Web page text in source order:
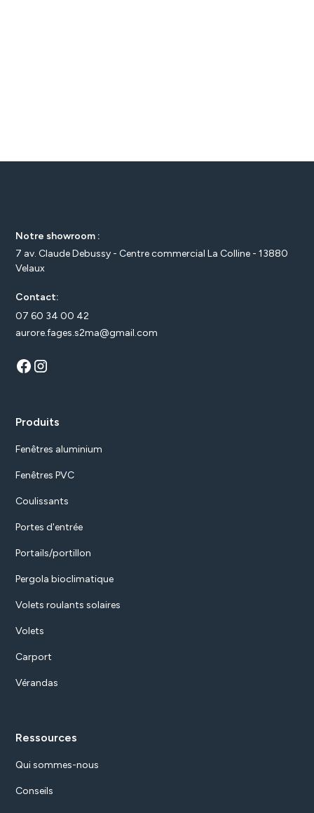
Notre showroom :
7 av. Claude Debussy - Centre commercial La Colline - 13880
Velaux
Contact:
07 60 34 00 42
aurore.fages.s2ma@gmail.com
Produits
Fenêtres aluminium
Fenêtres PVC
Coulissants
Portes d'entrée
Portails/portillon
Pergola bioclimatique
Volets roulants solaires
Volets
Carport
Vérandas
Ressources
Qui sommes-nous
Conseils